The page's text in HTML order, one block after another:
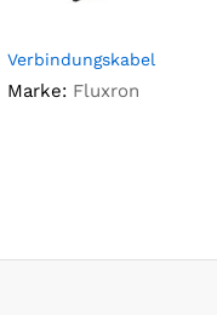
Verbindungskabel
Marke: Fluxron